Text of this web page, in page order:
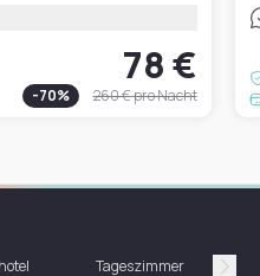
78 €
-70% 260 €pro Nacht
Tageszimmer